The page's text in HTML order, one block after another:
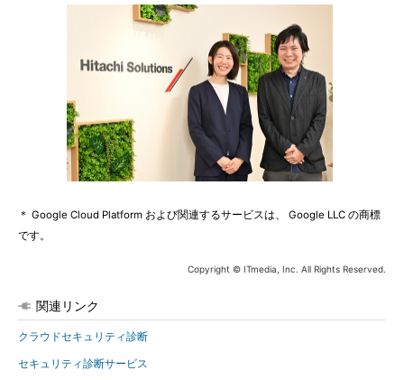
＊ Google Cloud Platform および関連するサービスは、 Google LLC の商標
です。
Copyright © ITmedia, Inc. All Rights Reserved.
関連リンク
クラウドセキュリティ診断
セキュリティ診断サービス